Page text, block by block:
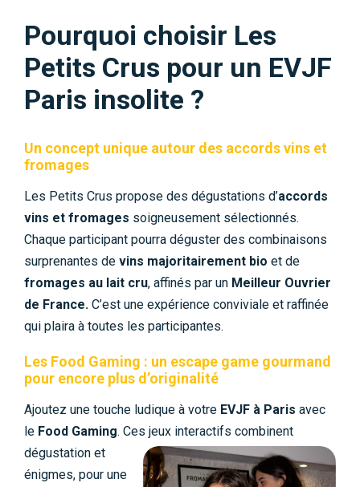
Pourquoi choisir Les
Petits Crus pour un EVJF
Paris insolite ?
Un concept unique autour des accords vins et
fromages
Les Petits Crus propose des dégustations d’accords
vins et fromages soigneusement sélectionnés.
Chaque participant pourra déguster des combinaisons
surprenantes de vins majoritairement bio et de
fromages au lait cru, affinés par un Meilleur Ouvrier
de France. C’est une expérience conviviale et raffinée
qui plaira à toutes les participantes.
Les Food Gaming : un escape game gourmand
pour encore plus d’originalité
Ajoutez une touche ludique à votre EVJF à Paris avec
le Food Gaming. Ces jeux interactifs combinent
dégustation et
énigmes, pour une